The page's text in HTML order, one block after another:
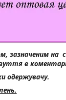
зазначеним на
в
одержувачу.